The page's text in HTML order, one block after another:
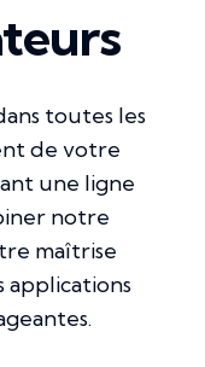
toutes les
de votre
une ligne
notre
maîtrise